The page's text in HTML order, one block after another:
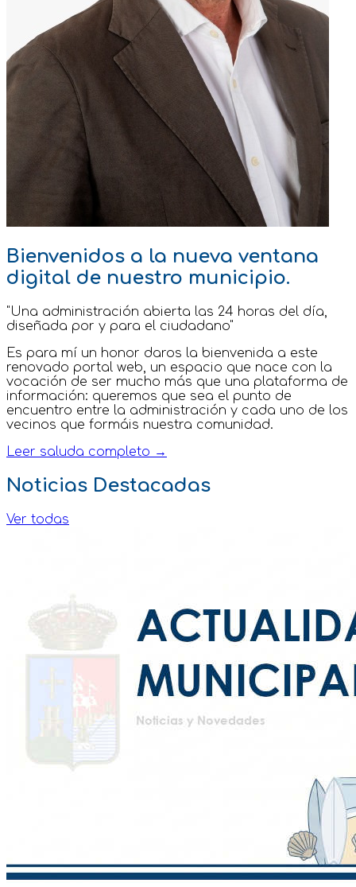
Bienvenidos a la nueva ventana
digital de nuestro municipio.
"Una administración abierta las 24 horas del día,
diseñada por y para el ciudadano"
Es para mí un honor daros la bienvenida a este
renovado portal web, un espacio que nace con la
vocación de ser mucho más que una plataforma de
información: queremos que sea el punto de
encuentro entre la administración y cada uno de los
vecinos que formáis nuestra comunidad.
Leer saluda completo →
Noticias Destacadas
Ver todas